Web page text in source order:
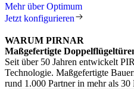
Mehr über Optimum
Jetzt konfigurieren
WARUM PIRNAR
Maßgefertigte
Seit über 50 Jahren entwickelt
Technologie. Maßgefertigte
rund 1.000 Partner in mehr als 30